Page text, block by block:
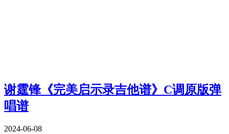
谢霆锋《完美启示录吉他谱》C调原版弹
唱谱
2024-06-08